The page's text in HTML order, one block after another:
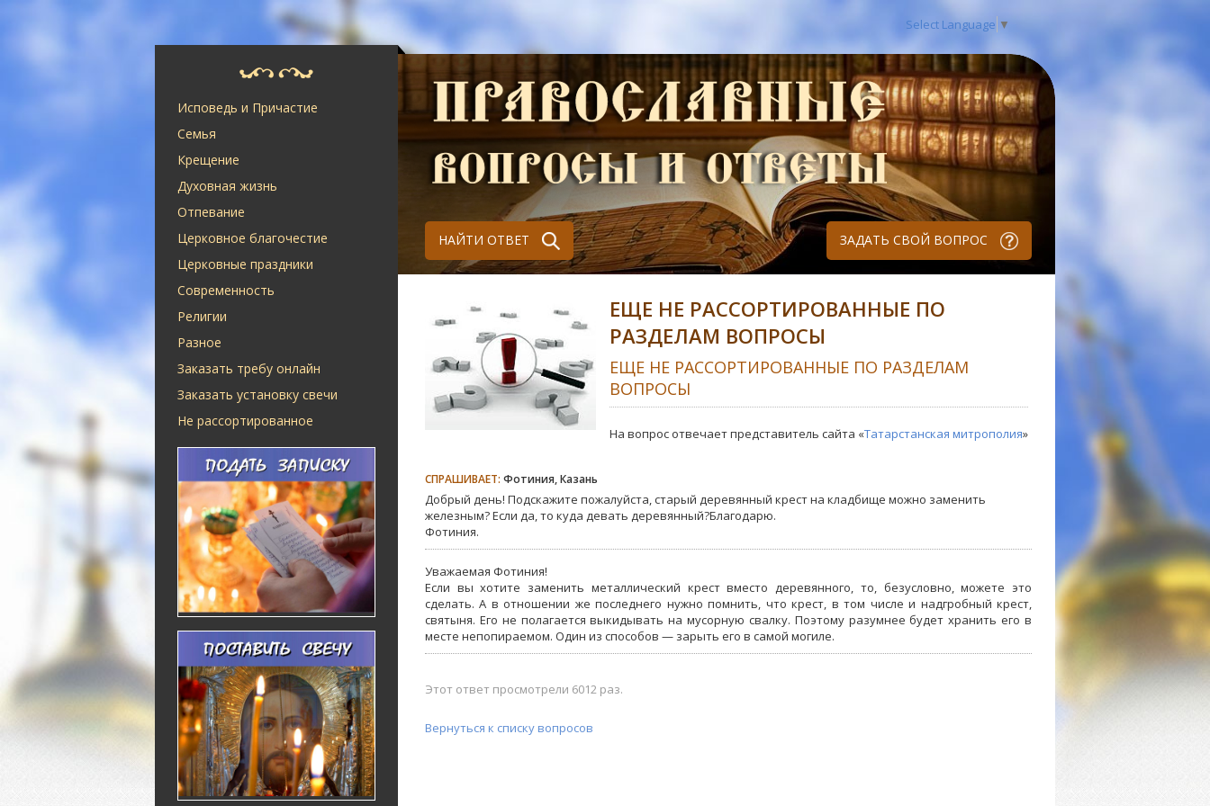
Select Language ▼
Исповедь и Причастие
Семья
Крещение
Духовная жизнь
Отпевание
Церковное благочестие
Церковные праздники
Современность
Религии
Разное
Заказать требу онлайн
Заказать установку свечи
Не рассортированное
НАЙТИ ОТВЕТ ЗАДАТЬ СВОЙ ВОПРОС
ЕЩЕ НЕ РАССОРТИРОВАННЫЕ ПО
РАЗДЕЛАМ ВОПРОСЫ
ЕЩЕ НЕ РАССОРТИРОВАННЫЕ ПО РАЗДЕЛАМ
ВОПРОСЫ
На вопрос отвечает представитель сайта «Татарстанская митрополия»
СПРАШИВАЕТ: Фотиния, Казань
Добрый день! Подскажите пожалуйста, старый деревянный крест на кладбище можно заменить
железным? Если да, то куда девать деревянный?Благодарю.
Фотиния.
Уважаемая Фотиния!
Если вы хотите заменить металлический крест вместо деревянного, то, безусловно, можете это
сделать. А в отношении же последнего нужно помнить, что крест, в том числе и надгробный крест,
святыня. Его не полагается выкидывать на мусорную свалку. Поэтому разумнее будет хранить его в
месте непопираемом. Один из способов — зарыть его в самой могиле.
Этот ответ просмотрели 6012 раз.
Вернуться к списку вопросов